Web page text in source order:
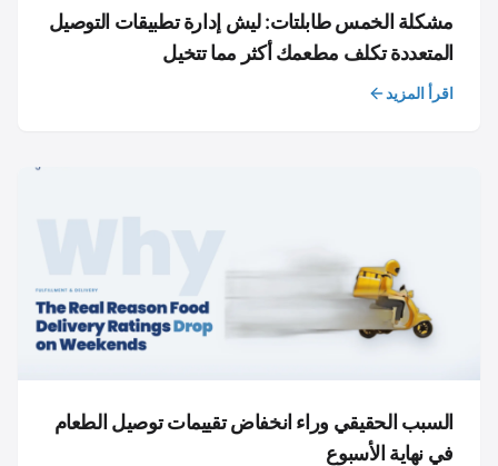
مشكلة الخمس طابلتات: ليش إدارة تطبيقات التوصيل
المتعددة تكلف مطعمك أكثر مما تتخيل
اقرأ المزيد
السبب الحقيقي وراء انخفاض تقييمات توصيل الطعام
في نهاية الأسبوع